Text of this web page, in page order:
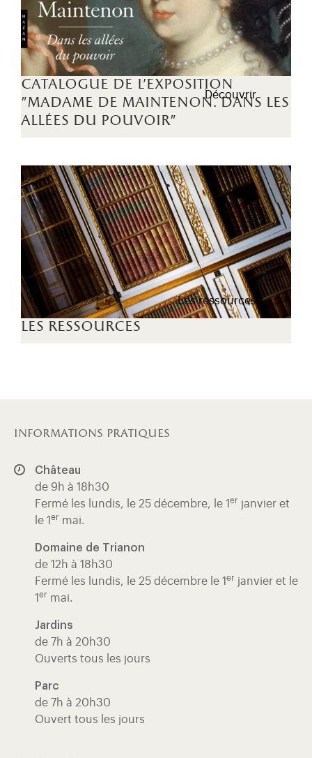
catalogue de l'exposition
"madame de maintenon. dans les
allées du pouvoir"
Découvrir
les ressources
Les ressources
informations pratiques
Château
de 9h à 18h30
Fermé les lundis, le 25 décembre, le 1 er janvier et
le 1 er mai.
Domaine de Trianon
de 12h à 18h30
Fermé les lundis, le 25 décembre le 1 er janvier et le
1 er mai.
Jardins
de 7h à 20h30
Ouverts tous les jours
Parc
de 7h à 20h30
Ouvert tous les jours